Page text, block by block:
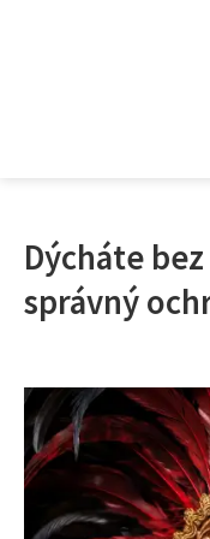
Dýcháte
správný